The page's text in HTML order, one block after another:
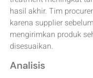
hasil akhir. Tim
karena supplier
mengirimkan produk
disesuaikan.
Analisis